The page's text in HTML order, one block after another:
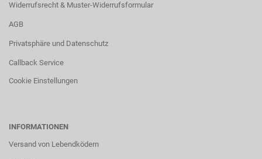
Widerrufsrecht & Muster-Widerrufsformular
AGB
Privatsphäre und Datenschutz
Callback Service
Cookie Einstellungen
INFORMATIONEN
Versand von Lebendködern